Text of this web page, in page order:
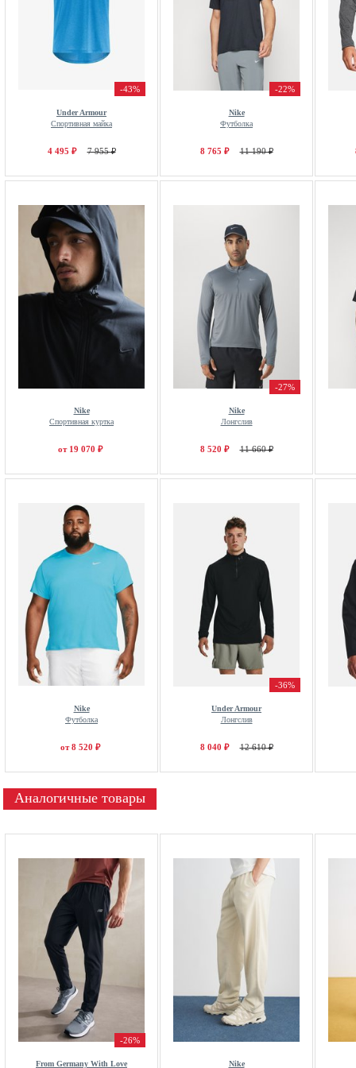
-43%
Under Armour
Спортивная майка
4 495 ₽ 7 955 ₽
-22%
Nike
Футболка
8 765 ₽ 11 190 ₽
Nike
Спортивная куртка
от 19 070 ₽
-27%
Nike
Лонгслив
8 520 ₽ 11 660 ₽
Nike
Футболка
от 8 520 ₽
-36%
Under Armour
Лонгслив
8 040 ₽ 12 610 ₽
Аналогичные товары
-26%
From Germany With Love Nike